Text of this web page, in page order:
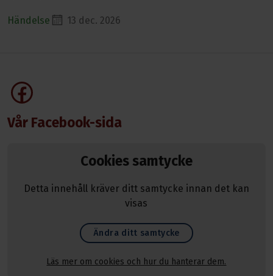
Händelse 13 dec. 2026
Vår Facebook-sida
Cookies samtycke
Detta innehåll kräver ditt samtycke innan det kan
visas
Ändra ditt samtycke
Läs mer om cookies och hur du hanterar dem.